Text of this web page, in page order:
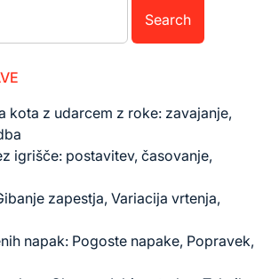
kota z udarcem z roke: zavajanje,
igrišče: postavitev, časovanje,
zapestja, Variacija vrtenja,
napak: Pogoste napake, Popravek,